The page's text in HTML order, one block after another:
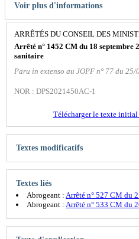
Voir plus d'informations
ARRÊTÉS DU CONSEIL DES
Arrêté n° 1452 CM du 18 septembre
sanitaire
Paru in extenso au JOPF n° 77 du
NOR : DPS2021450AC-1
Télécharger le texte initial
Textes modificatifs
Textes liés
Abrogeant : Arrêté n° 527 CM du
Abrogeant : Arrêté n° 533 CM du